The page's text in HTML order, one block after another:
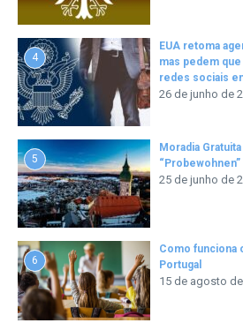
4
EUA retoma
mas pedem
redes sociais
26 de junho de
5
Moradia
25 de junho de
6
Como funciona
Portugal
15 de agosto